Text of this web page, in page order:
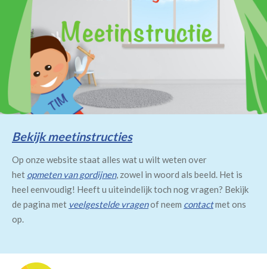
Bekijk meetinstructies
Op onze website staat alles wat u wilt weten over
het opmeten van gordijnen, zowel in woord als beeld. Het is
heel eenvoudig! Heeft u uiteindelijk toch nog vragen? Bekijk
de pagina met veelgestelde vragenof neem contactmet ons
op.